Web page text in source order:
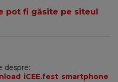
pot fi găsite pe siteul
despre:
iCEE.fest smartphone